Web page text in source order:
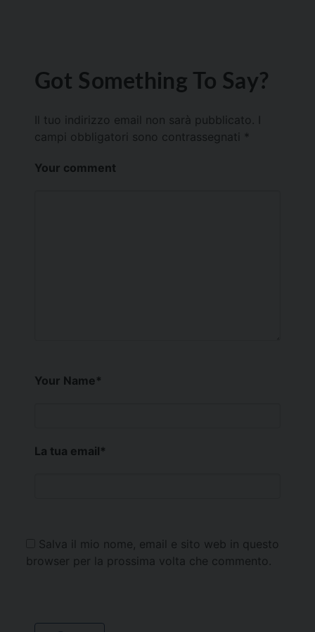
Got Something To Say?
Il tuo indirizzo email non sarà pubblicato.
campi obbligatori sono contrassegnati *
Your comment
Your Name*
La tua email*
Salva il mio nome, email e sito web in questo
browser per la prossima volta che commento.